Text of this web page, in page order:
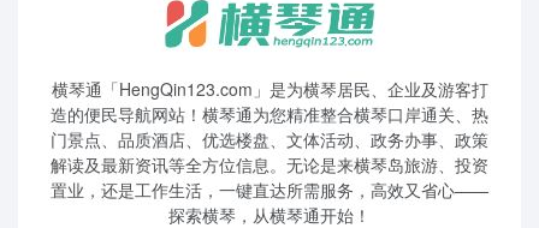
横琴通「HengQin123.com」是为横琴居民、企业及游客打
造的便民导航网站！横琴通为您精准整合横琴口岸通关、热
门景点、品质酒店、优选楼盘、文体活动、政务办事、政策
解读及最新资讯等全方位信息。无论是来横琴岛旅游、投资
置业，还是工作生活，一键直达所需服务，高效又省心——
探索横琴，从横琴通开始！